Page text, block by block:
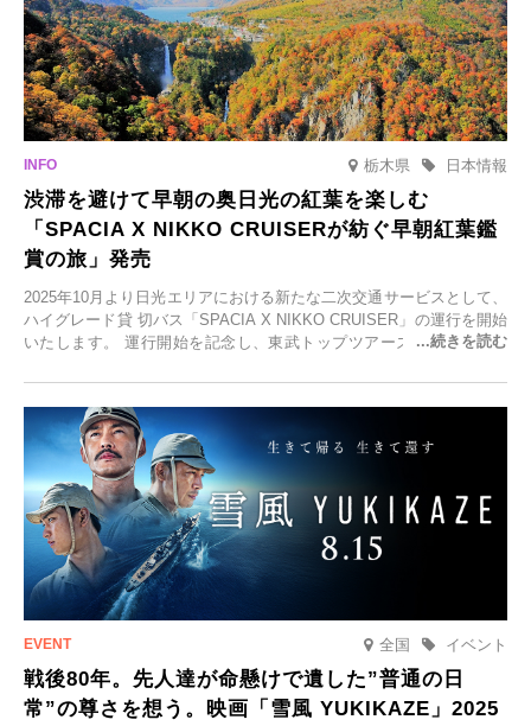
栃木県 日本情報
渋滞を避けて早朝の奥日光の紅葉を楽しむ
「SPACIA X NIKKO CRUISERが紡ぐ早朝紅葉鑑
賞の旅」発売
2025年10月より日光エリアにおける新たな二次交通サービスとして、
ハイグレード貸 切バス「SPACIA X NIKKO CRUISER」の運行を開始
いたします。 運行開始を記念し、東武トップツアーズ株式会社では
2025年9月12日(金)より発売いたします。
全国 イベント
戦後80年。先人達が命懸けで遺した”普通の日
常”の尊さを想う。映画「雪風 YUKIKAZE」2025